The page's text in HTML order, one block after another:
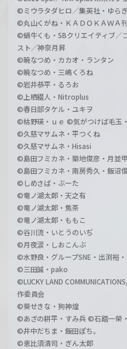
©ミウラタダヒロ／集英社・ゆら
©丸山くがね・ＫＡＤＯＫＡＷＡ
©蝸牛くも・SBクリエイティブ
スト／神奈月昇
©暁なつめ・カカオ・ランタン
©暁なつめ・三嶋くろね
©岩井恭平・るろお
©上栖綴人・Nitroplus
©春日部タケル・ユキヲ
©枯野瑛・ｕｅ ©気がつけば毛玉
©久慈マサムネ・平つくね
©久慈マサムネ・Hisasi
©島田フミカネ・築地俊彦・月並
©島田フミカネ・南房秀久・飯沼
©しめさば・ぶーた
©竜ノ湖太郎・天之有
©竜ノ湖太郎・焦茶
©竜ノ湖太郎・ももこ
©谷川流・いとうのいぢ
©月夜涙・しおこんぶ
©水野良・グループSNE・出渕裕
©三田誠・pako
©LUCKY LAND
作委員会
©葵せきな・狗神煌
©あざの耕平・すみ兵 ©石踏一榮
©井中だちま・飯田ぽち。
©恵比須清司・ぎん太郎